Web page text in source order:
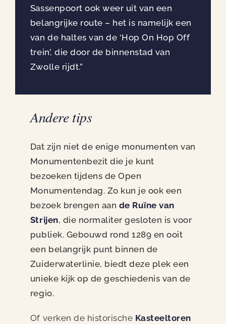
Sassenpoort ook weer uit van een
belangrijke route – het is namelijk een
van de haltes van de ‘Hop On Hop Off
trein’, die door de binnenstad van
Zwolle rijdt.”
Andere tips
Dat zijn niet de enige monumenten van
Monumentenbezit die je kunt
bezoeken tijdens de Open
Monumentendag. Zo kun je ook een
bezoek brengen aan de Ruïne van
Strijen, die normaliter gesloten is voor
publiek. Gebouwd rond 1289 en ooit
een belangrijk punt binnen de
Zuiderwaterlinie, biedt deze plek een
unieke kijk op de geschiedenis van de
regio.
Of verken de historische Kasteeltoren